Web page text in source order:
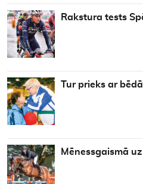
Rakstura tests
Tur prieks ar
Mēnessgaismā